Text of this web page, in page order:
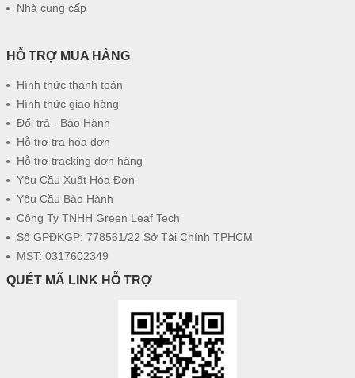
Nhà cung cấp
HỖ TRỢ MUA HÀNG
Hình thức thanh toán
Hình thức giao hàng
Đổi trả - Bảo Hành
Hỗ trợ tra hóa đơn
Hỗ trợ tracking đơn hàng
Yêu Cầu Xuất Hóa Đơn
Yêu Cầu Bảo Hành
Công Ty TNHH Green Leaf Tech
Số GPĐKGP: 778561/22 Sở Tài Chính TPHCM
MST: 0317602349
QUÉT MÃ LINK HỖ TRỢ